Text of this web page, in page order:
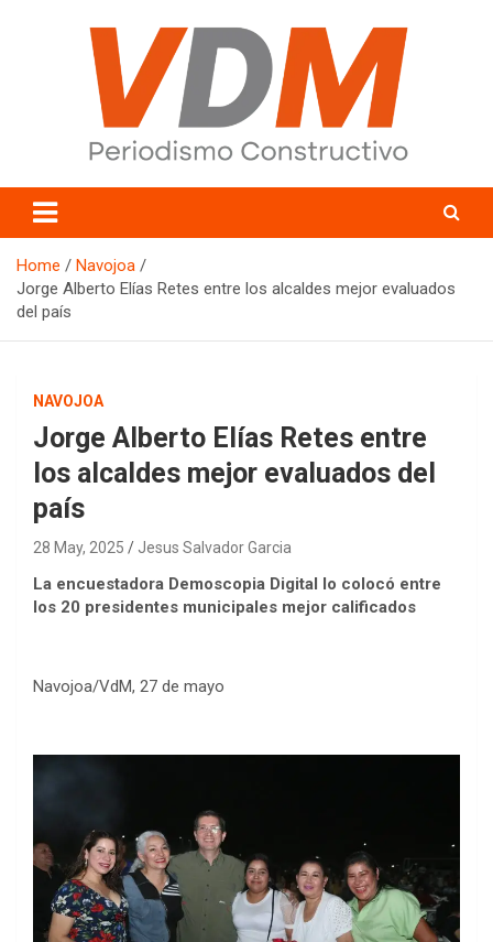
valledelmayo.com
Home
Navojoa
Jorge Alberto Elías Retes entre los alcaldes mejor evaluados
del país
NAVOJOA
Jorge Alberto Elías Retes entre
los alcaldes mejor evaluados del
país
28 May, 2025 Jesus Salvador Garcia
La encuestadora Demoscopia Digital lo colocó entre
los 20 presidentes municipales mejor calificados
Navojoa/VdM, 27 de mayo